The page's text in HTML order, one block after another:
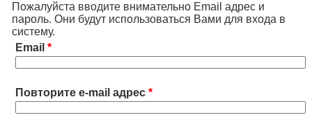
Пожалуйста вводите внимательно Email адрес и
пароль. Они будут использоваться Вами для входа в
систему.
Email *
Повторите e-mail адрес *